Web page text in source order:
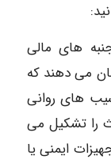
های مالی
می دهند که
های روانی
را تشکیل می
ایمنی یا